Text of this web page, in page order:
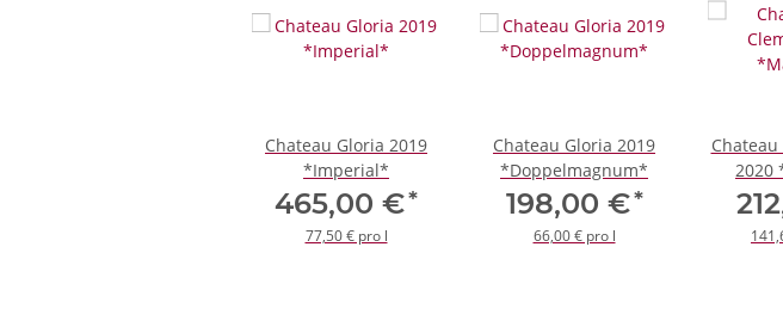
Chateau Gloria 2019
*Imperial*
465,00 €*
77,50 € pro l
Chateau Gloria 2019
*Doppelmagnum*
198,00 €*
66,00 € pro l
2020